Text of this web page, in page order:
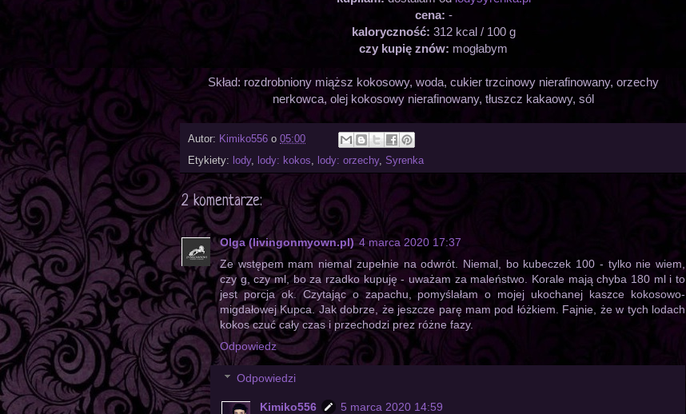
cena: -
kaloryczność: 312 kcal / 100 g
czy kupię znów: mogłabym
Skład: rozdrobniony miąższ kokosowy, woda, cukier trzcinowy nierafinowany, orzechy
nerkowca, olej kokosowy nierafinowany, tłuszcz kakaowy, sól
Autor: Kimiko556 o 05:00
Etykiety: lody, lody: kokos, lody: orzechy, Syrenka
2 komentarze:
Olga (livingonmyown.pl) 4 marca 2020 17:37
Ze wstępem mam niemal zupełnie na odwrót. Niemal, bo kubeczek 100 - tylko nie wiem,
czy g, czy ml, bo za rzadko kupuję - uważam za maleństwo. Korale mają chyba 180 ml i to
jest porcja ok. Czytając o zapachu, pomyślałam o mojej ukochanej kaszce kokosowo-
migdałowej Kupca. Jak dobrze, że jeszcze parę mam pod łóżkiem. Fajnie, że w tych lodach
kokos czuć cały czas i przechodzi prez różne fazy.
Odpowiedz
Odpowiedzi
Kimiko556
5 marca 2020 14:59